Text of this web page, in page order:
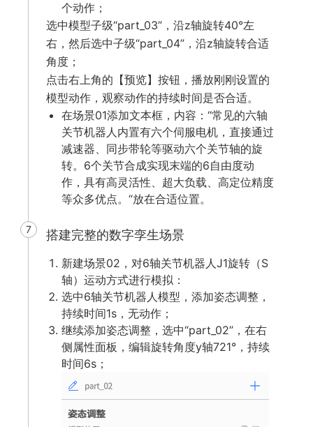
个动作；
选中模型子级“part_03”，沿z轴旋转40°左
右，然后选中子级“part_04”，沿z轴旋转合适
角度；
点击右上角的【预览】按钮，播放刚刚设置的
模型动作，观察动作的持续时间是否合适。
在场景01添加文本框，内容：“常见的六轴
关节机器人内置有六个伺服电机，直接通过
减速器、同步带轮等驱动六个关节轴的旋
转。6个关节合成实现末端的6自由度动
作，具有高灵活性、超大负载、高定位精度
等众多优点。“放在合适位置。
7 搭建完整的数字孪生场景
新建场景02，对6轴关节机器人J1旋转（S
轴）运动方式进行模拟：
选中6轴关节机器人模型，添加姿态调整，
持续时间1s，无动作；
继续添加姿态调整，选中“part_02”，在右
侧属性面板，编辑旋转角度y轴721°，持续
时间6s；